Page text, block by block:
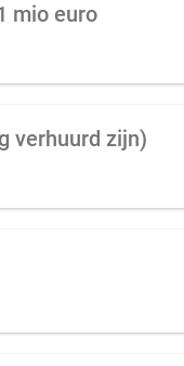
mio euro
verhuurd zijn)